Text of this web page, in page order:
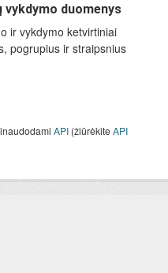
duomenys
ir vykdymo ketvirtiniai
pogrupius ir straipsnius
API (žiūrėkiteAPI